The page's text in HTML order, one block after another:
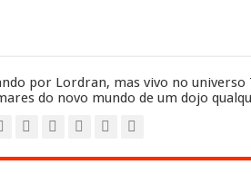
por Lordran, mas vivo no universo
do novo mundo de um dojo